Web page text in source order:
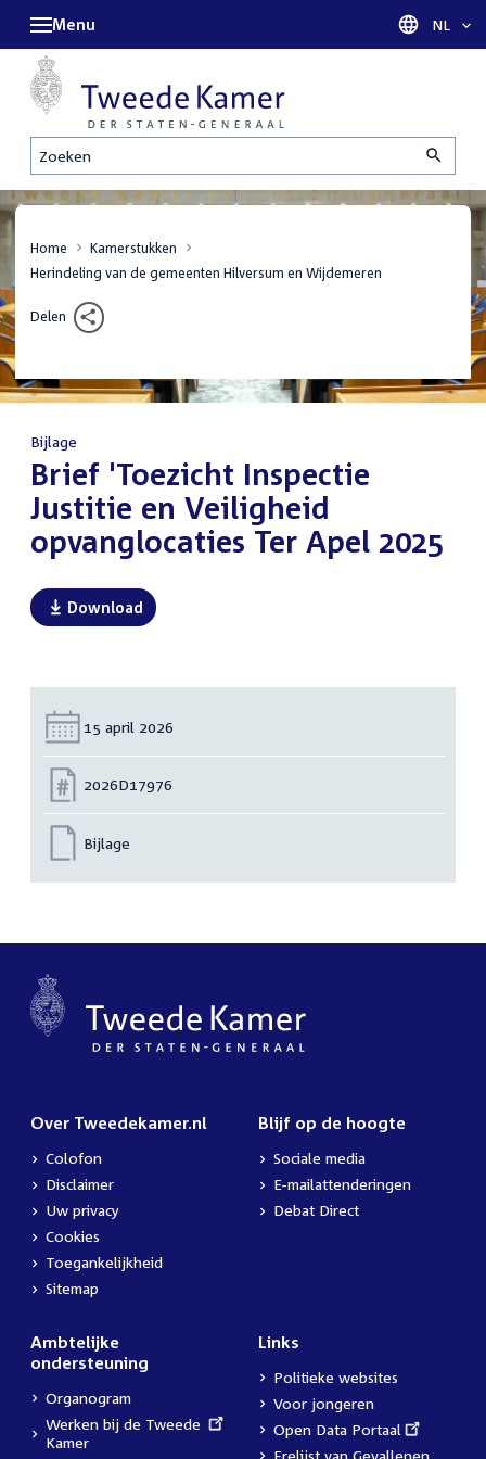
Zoeken
Menu Taal
NL
Home
Kamerstukken
Herindeling van de gemeenten Hilversum en Wijdemeren
Delen
Bijlage
:Brief 'Toezicht Inspectie
Justitie en Veiligheid
opvanglocaties Ter Apel 2025
Download
Datum:
15 april 2026
Nummer:
2026D17976
Bijlage
Over Tweedekamer.nl
Colofon
Disclaimer
Uw privacy
Cookies
Toegankelijkheid
Sitemap
Blijf op de hoogte
Sociale media
E-mailattenderingen
Debat Direct
Ambtelijke
ondersteuning
Organogram
External
link:
Werken bij de Tweede
Kamer
Links
Politieke websites
Voor jongeren
External
link:
Open Data Portaal
Erelijst van Gevallenen